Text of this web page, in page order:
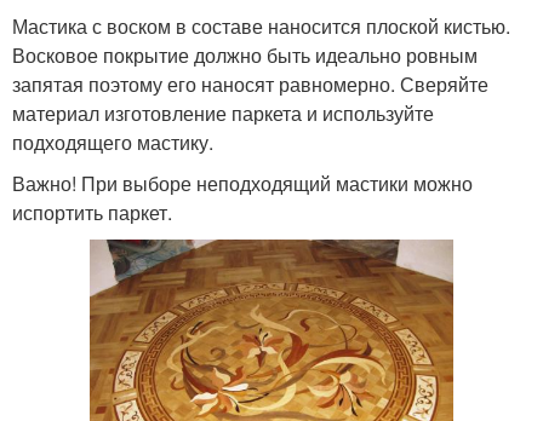
Мастика с воском в составе наносится плоской кистью.
Восковое покрытие должно быть идеально ровным
запятая поэтому его наносят равномерно. Сверяйте
материал изготовление паркета и используйте
подходящего мастику.
Важно! При выборе неподходящий мастики можно
испортить паркет.